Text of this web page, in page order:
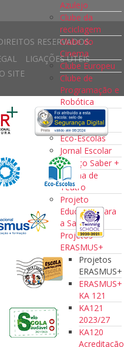
Azulejo
Clube da
reciclagem
Clube do
Cinema
Clube Europeu
Clube de
Programação e
Robótica
Desporto
Escolar
Eco-Escolas
Jornal Escolar
Espaço Saber +
Oficina de
Teatro
Projeto
Educação para
a Saúde
Projetos
ERASMUS+
Projetos
ERASMUS+
ERASMUS+
KA 121
KA121
2023/27
KA120
Acreditação
RESERVADOS.
LIGAÇÕES ÚTEIS
SITE